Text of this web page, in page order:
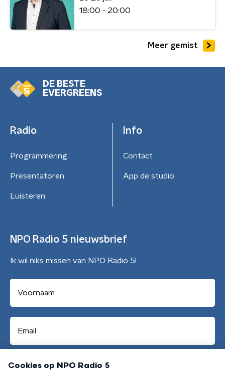
18:00 - 20:00
Meer gemist
DE BESTE
EVERGREENS
Radio
Programmering
Presentatoren
Luisteren
Info
Contact
App de studio
NPO Radio 5 nieuwsbrief
Ik wil niks missen van NPO Radio 5!
Aanmelden